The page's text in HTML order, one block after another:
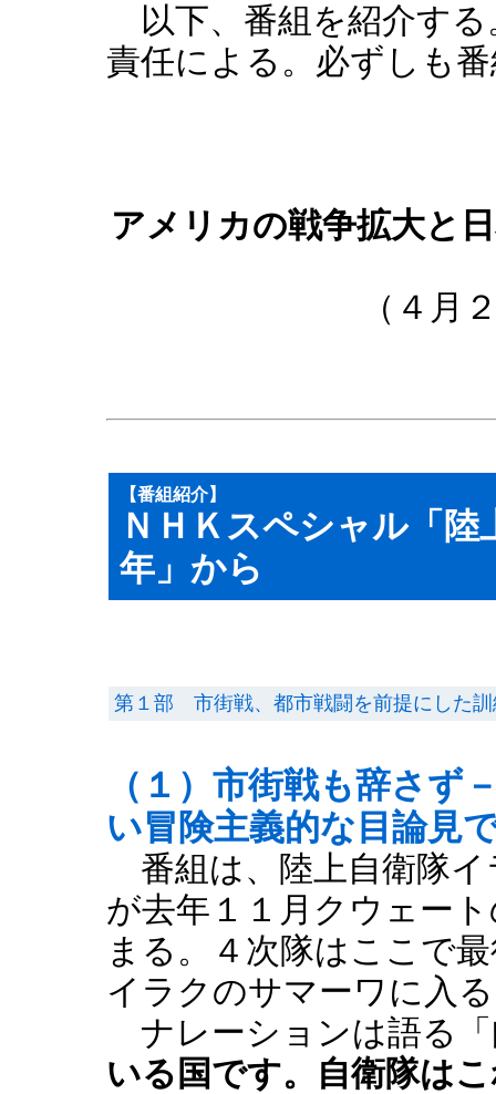
以下、番組を紹介する
責任による。必ずしも
アメリカの戦争拡大と
（４月
【番組紹介】
ＮＨＫスペシャル「
年」から
第１部 市街戦、都市戦闘を前提にした訓
（１）市街戦も辞さず
い冒険主義的な目論見
番組は、陸上自衛隊イ
が去年１１月クウェー
まる。４次隊はここで
イラクのサマーワに入
ナレーションは語る「
いる国です。自衛隊は